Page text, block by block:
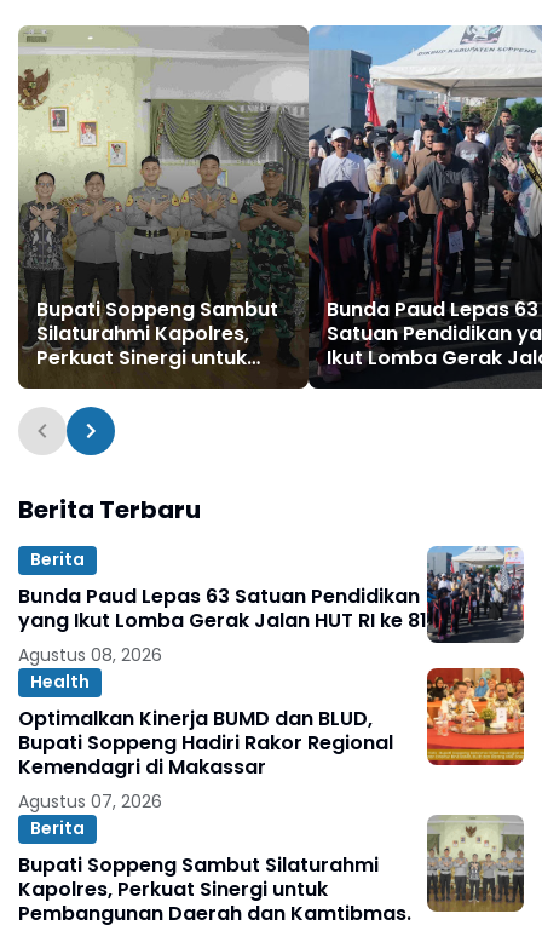
Bupati Soppeng Sambut
Silaturahmi Kapolres,
Perkuat Sinergi untuk
Pembangunan Daerah
dan Kamtibmas.
Bunda Paud Lepas 63
Satuan Pendidikan
Ikut Lomba Gerak
HUT RI ke 81
Berita Terbaru
Berita
Bunda Paud Lepas 63 Satuan Pendidikan
yang Ikut Lomba Gerak Jalan HUT RI ke 81
Agustus 08, 2026
Health
Optimalkan Kinerja BUMD dan BLUD,
Bupati Soppeng Hadiri Rakor Regional
Kemendagri di Makassar
Agustus 07, 2026
Berita
Bupati Soppeng Sambut Silaturahmi
Kapolres, Perkuat Sinergi untuk
Pembangunan Daerah dan Kamtibmas.